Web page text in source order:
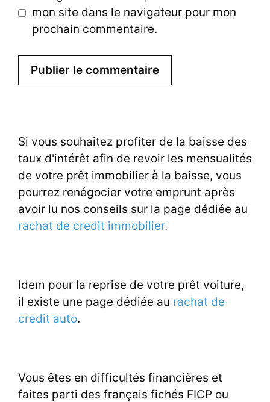
mon site dans le navigateur pour mon
prochain commentaire.
Si vous souhaitez profiter de la baisse des
taux d'intérêt afin de revoir les mensualités
de votre prêt immobilier à la baisse, vous
pourrez renégocier votre emprunt après
avoir lu nos conseils sur la page dédiée au
rachat de credit immobilier.
Idem pour la reprise de votre prêt voiture,
il existe une page dédiée au rachat de
credit auto.
Vous êtes en difficultés financières et
faites parti des français fichés FICP ou